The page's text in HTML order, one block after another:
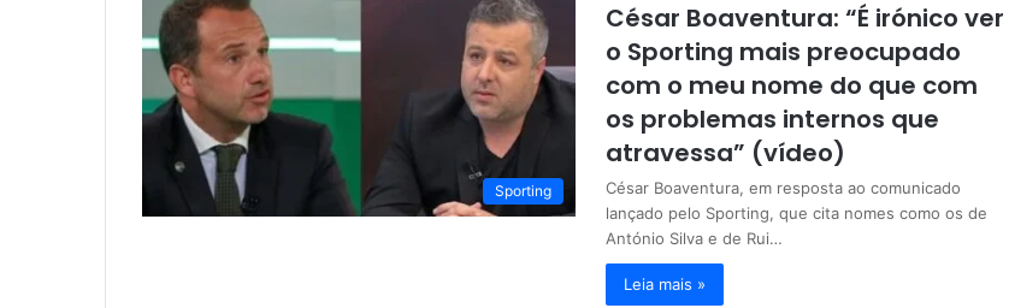
Sporting
César Boaventura: “É irónico ver
o Sporting mais preocupado
com o meu nome do que com
os problemas internos que
atravessa” (vídeo)
César Boaventura, em resposta ao comunicado
lançado pelo Sporting, que cita nomes como os de
António Silva e de Rui…
Leia mais »